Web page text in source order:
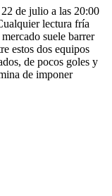
de julio a las 20:00
lectura fría
suele barrer
estos dos equipos
de pocos goles y
de imponer